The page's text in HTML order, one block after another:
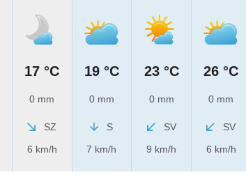
17 °C
0 mm
SZ
6 km/h
19 °C
0 mm
S
7 km/h
23 °C
0 mm
SV
9 km/h
26 °C
0 mm
SV
6 km/h